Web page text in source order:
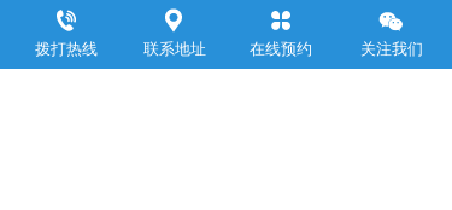
聚邦园区优秀产品展示——卷筒纸
高速柔版冷胶包杯本装订联动生产
拨打热线 联系地址 在线预约 关注我们